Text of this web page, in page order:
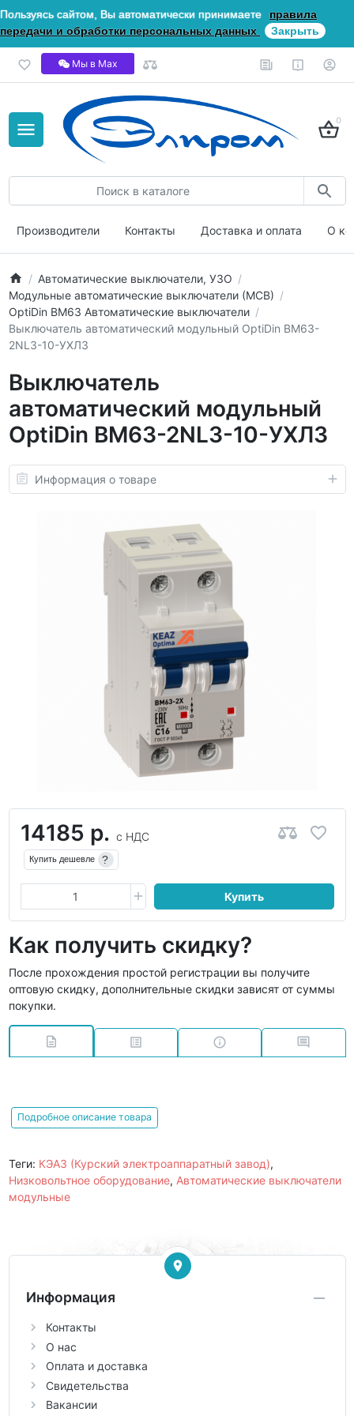
Пользуясь сайтом, Вы автоматически принимаете
правила
передачи и обработки персональных данных
Закрыть
Мы в Мах
0
Производители Контакты Доставка и оплата О
Автоматические выключатели, УЗО
Модульные автоматические выключатели (МСВ)
OptiDin ВМ63 Автоматические выключатели
Выключатель автоматический модульный OptiDin BM63-
2NL3-10-УХЛ3
Выключатель
автоматический модульный
OptiDin BM63-2NL3-10-УХЛ3
Информация о товаре
14185 р. с НДС
Купить дешевле ?
Купить
Как получить скидку?
После прохождения простой регистрации вы получите
оптовую скидку, дополнительные скидки зависят от суммы
покупки.
Подробное описание товара
Теги: КЭАЗ (Курский электроаппаратный завод),
Низковольтное оборудование, Автоматические выключатели
модульные
Информация
Контакты
О нас
Оплата и доставка
Свидетельства
Вакансии